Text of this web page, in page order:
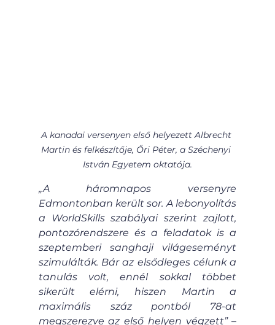
A kanadai versenyen első helyezett Albrecht
Martin és felkészítője, Őri Péter, a Széchenyi
István Egyetem oktatója.
„A háromnapos versenyre
Edmontonban került sor. A lebonyolítás
a WorldSkills szabályai szerint zajlott,
pontozórendszere és a feladatok is a
szeptemberi sanghaji világeseményt
szimulálták. Bár az elsődleges célunk a
tanulás volt, ennél sokkal többet
sikerült elérni, hiszen Martin a
maximális száz pontból 78-at
megszerezve az első helyen végzett” –